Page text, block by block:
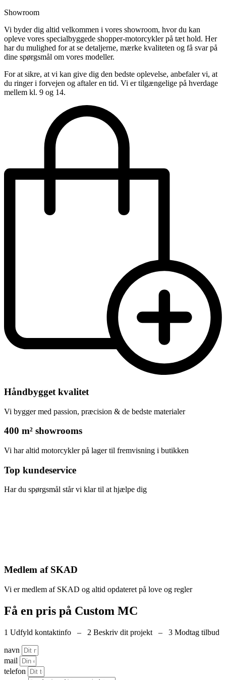
Showroom
Vi byder dig altid velkommen i vores showroom, hvor du kan
opleve vores specialbyggede shopper-motorcykler på tæt hold. Her
har du mulighed for at se detaljerne, mærke kvaliteten og få svar på
dine spørgsmål om vores modeller.
For at sikre, at vi kan give dig den bedste oplevelse, anbefaler vi, at
du ringer i forvejen og aftaler en tid. Vi er tilgængelige på hverdage
mellem kl. 9 og 14.
Håndbygget kvalitet
Vi bygger med passion, præcision & de bedste materialer
400 m² showrooms
Vi har altid motorcykler på lager til fremvisning i butikken
Top kundeservice
Har du spørgsmål står vi klar til at hjælpe dig
Medlem af SKAD
Vi er medlem af SKAD og altid opdateret på love og regler
Få en pris på Custom MC
1 Udfyld kontaktinfo – 2 Beskriv dit projekt – 3 Modtag tilbud
navn
mail
telefon